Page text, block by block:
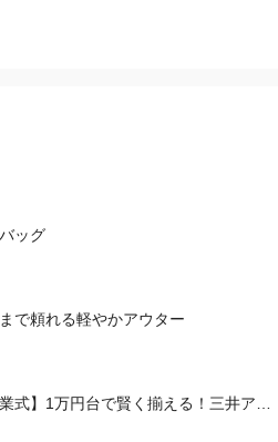
ッグ
で頼れる軽やかアウター
式】1万円台で賢く揃える！三井アウ
「失敗しないセレモニー服」